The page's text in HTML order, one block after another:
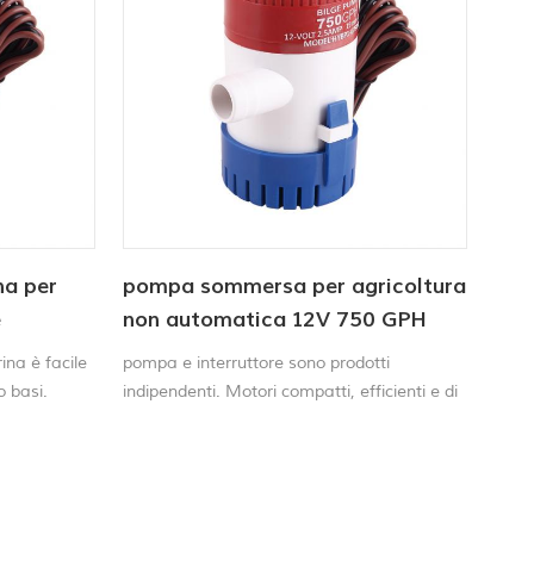
per
è facile
basi.
pompa sommersa per agricoltura
non automatica 12V 750 GPH
pompa e interruttore sono prodotti
indipendenti. Motori compatti, efficienti e di